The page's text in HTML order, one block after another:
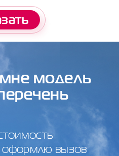
модель
оформлю вызов